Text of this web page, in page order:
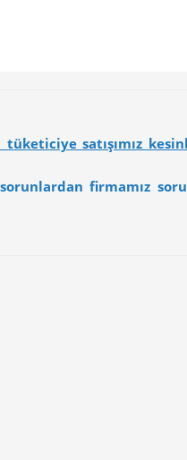
tüketiciye satışımız
firmamız